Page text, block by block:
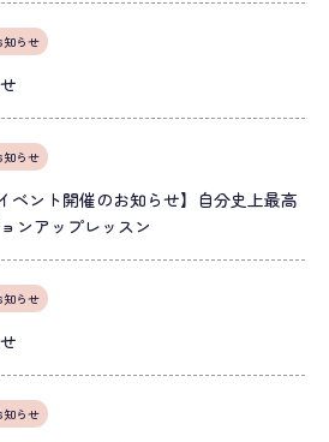
知らせ
知らせ
ベント開催のお知らせ】自分史上最高
ンアップレッスン
知らせ
知らせ